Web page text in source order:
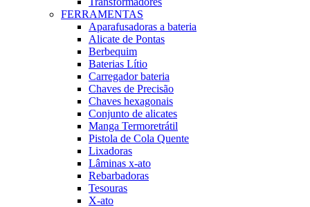
FERRAMENTAS
Aparafusadoras a bateria
Alicate de Pontas
Berbequim
Baterias Lítio
Carregador bateria
Chaves de Precisão
Chaves hexagonais
Conjunto de alicates
Manga Termoretrátil
Pistola de Cola Quente
Lixadoras
Lâminas x-ato
Rebarbadoras
Tesouras
X-ato